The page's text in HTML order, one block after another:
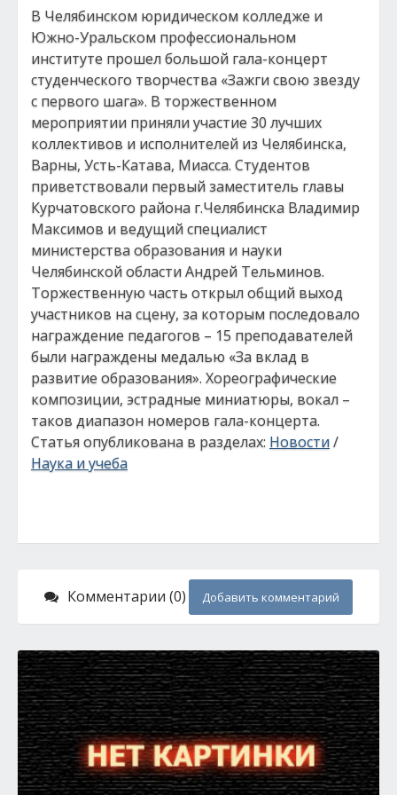
В Челябинском юридическом колледже и
Южно-Уральском профессиональном
институте прошел большой гала-концерт
студенческого творчества «Зажги свою звезду
с первого шага». В торжественном
мероприятии приняли участие 30 лучших
коллективов и исполнителей из Челябинска,
Варны, Усть-Катава, Миасса. Студентов
приветствовали первый заместитель главы
Курчатовского района г.Челябинска Владимир
Максимов и ведущий специалист
министерства образования и науки
Челябинской области Андрей Тельминов.
Торжественную часть открыл общий выход
участников на сцену, за которым последовало
награждение педагогов – 15 преподавателей
были награждены медалью «За вклад в
развитие образования». Хореографические
композиции, эстрадные миниатюры, вокал –
таков диапазон номеров гала-концерта.
Статья опубликована в разделах: Новости/
Наука и учеба
Комментарии (0) Добавить комментарий